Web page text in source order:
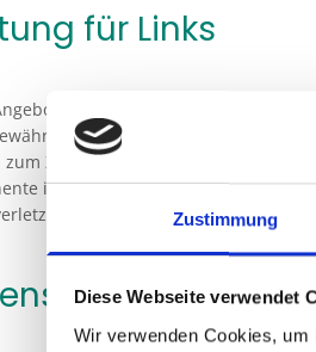
Zustimmung
Diese Webseite verwendet
Wir verwenden Cookies,
für Links
enthält Links zu externen
übernehmen. Für die Inhalte
Zeitpunkt der Verlinkung auf
inhaltliche Kontrolle der
werden wir derartige